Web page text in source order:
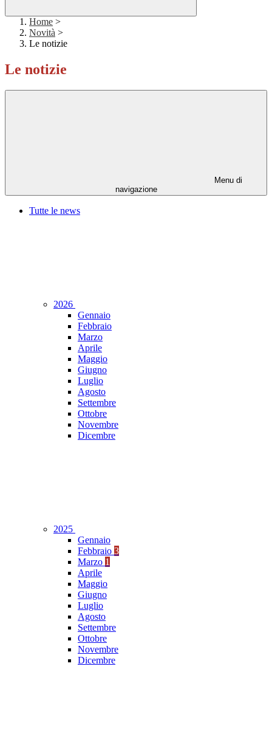
Home >
Novità >
Le notizie
Le notizie
Menu di
navigazione
Tutte le news
2026
Gennaio
Febbraio
Marzo
Aprile
Maggio
Giugno
Luglio
Agosto
Settembre
Ottobre
Novembre
Dicembre
2025
Gennaio
Febbraio 3
Marzo 1
Aprile
Maggio
Giugno
Luglio
Agosto
Settembre
Ottobre
Novembre
Dicembre